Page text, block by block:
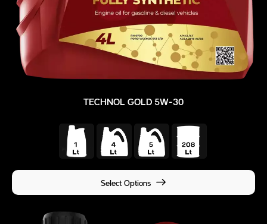
TECHNOL GOLD 5W-30
Select Options